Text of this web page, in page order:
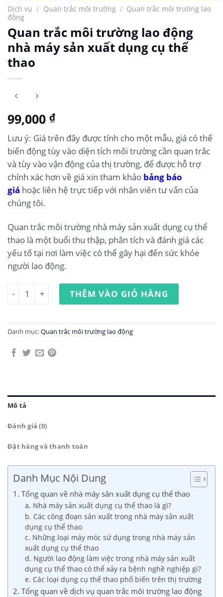
Dịch vụ / Quan trắc môi trường / Quan trắc môi trường lao
động
Quan trắc môi trường lao động
nhà máy sản xuất dụng cụ thể
thao
99,000 ₫
Lưu ý: Giá trên đây được tính cho một mẫu, giá có thể
biến động tùy vào diện tích môi trường cần quan trắc
và tùy vào vận động của thị trường, để được hỗ trợ
chính xác hơn về giá xin tham khảo bảng báo
giá hoặc liên hệ trực tiếp với nhân viên tư vấn của
chúng tôi.
Quan trắc môi trường nhà máy sản xuất dụng cụ thể
thao là một buổi thu thập, phân tích và đánh giá các
yếu tố tại nơi làm việc có thể gây hại đến sức khỏe
người lao động.
Quan trắc môi trường lao động nhà máy sản xuất dụng
THÊM VÀO GIỎ HÀNG
Danh mục:Quan trắc môi trường lao động
Mô tả
Đánh giá (0)
Đặt hàng và thanh toán
Danh Mục Nội Dung
1. Tổng quan về nhà máy sản xuất dụng cụ thể thao
a. Nhà máy sản xuất dụng cụ thể thao là gì?
b. Các công đoạn sản xuất trong nhà máy sản xuất
dụng cụ thể thao
c. Những loại máy móc sử dụng trong nhà máy sản
xuất dụng cụ thể thao
d. Người lao động làm việc trong nhà máy sản xuất
dụng cụ thể thao có thể xảy ra bệnh nghề nghiệp gì?
e. Các loại dụng cụ thể thao phổ biến trên thị trường
2. Tổng quan về dịch vụ quan trắc môi trường lao động